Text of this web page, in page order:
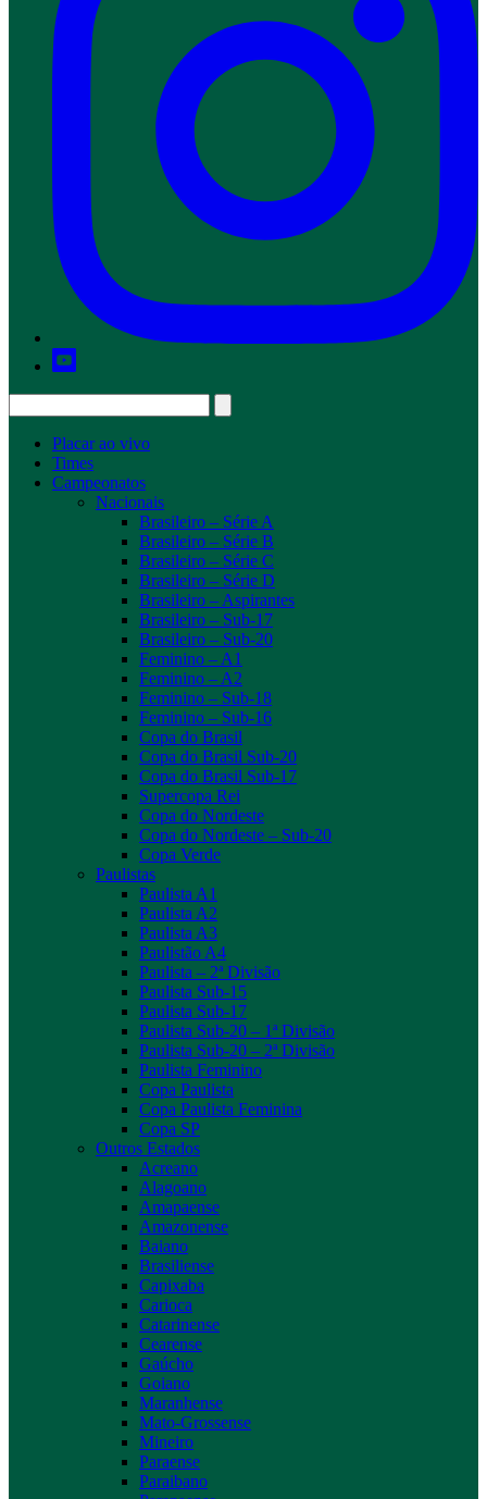
Placar ao vivo
Times
Campeonatos
Nacionais
Brasileiro – Série A
Brasileiro – Série B
Brasileiro – Série C
Brasileiro – Série D
Brasileiro – Aspirantes
Brasileiro – Sub-17
Brasileiro – Sub-20
Feminino – A1
Feminino – A2
Feminino – Sub-18
Feminino – Sub-16
Copa do Brasil
Copa do Brasil Sub-20
Copa do Brasil Sub-17
Supercopa Rei
Copa do Nordeste
Copa do Nordeste – Sub-20
Copa Verde
Paulistas
Paulista A1
Paulista A2
Paulista A3
Paulistão A4
Paulista – 2ª Divisão
Paulista Sub-15
Paulista Sub-17
Paulista Sub-20 – 1ª Divisão
Paulista Sub-20 – 2ª Divisão
Paulista Feminino
Copa Paulista
Copa Paulista Feminina
Copa SP
Outros Estados
Acreano
Alagoano
Amapaense
Amazonense
Baiano
Brasiliense
Capixaba
Carioca
Catarinense
Cearense
Gaúcho
Goiano
Maranhense
Mato-Grossense
Mineiro
Paraense
Paraibano